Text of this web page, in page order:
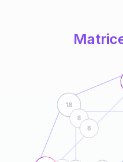
18
8
8